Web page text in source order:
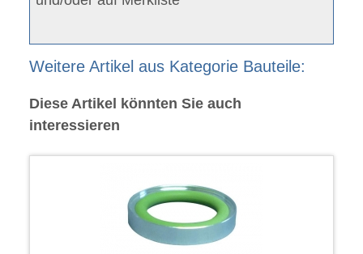
Weitere Artikel aus Kategorie Bauteile:
Diese Artikel könnten Sie auch
interessieren